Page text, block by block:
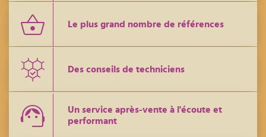
Le plus grand nombre de références
Des conseils de techniciens
Un service après-vente à l'écoute et
performant